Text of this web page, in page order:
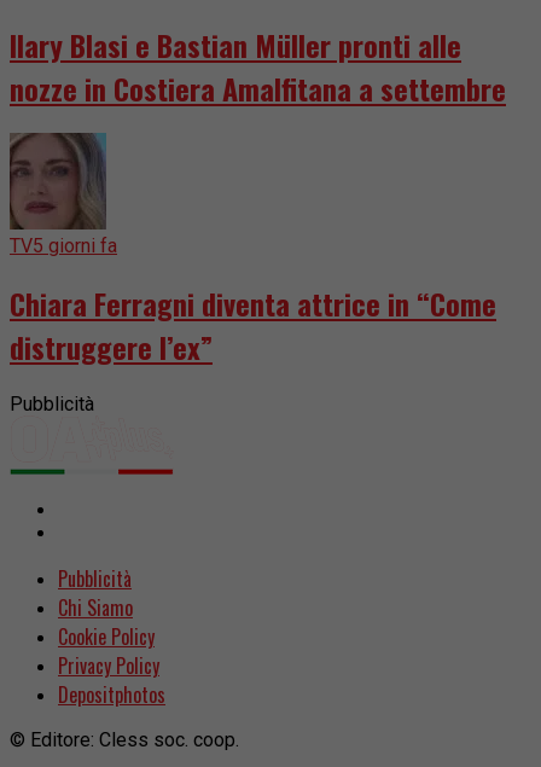
Ilary Blasi e Bastian Müller pronti alle
nozze in Costiera Amalfitana a settembre
TV5 giorni fa
Chiara Ferragni diventa attrice in “Come
distruggere l’ex”
Pubblicità
Pubblicità
Chi Siamo
Cookie Policy
Privacy Policy
Depositphotos
© Editore: Cless soc. coop.